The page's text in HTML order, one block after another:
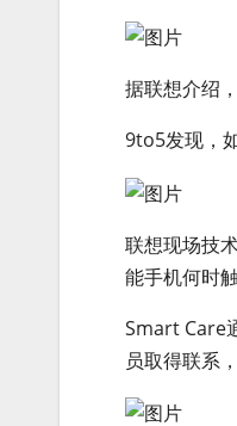
据联想介绍
9to5发现，
联想现场技
能手机何时
Smart Care
员取得联系